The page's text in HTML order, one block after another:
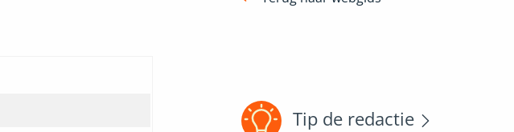
Tip de redactie